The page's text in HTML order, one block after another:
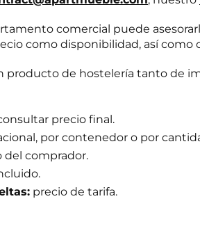
comercial puede
como disponibilidad, así como
producto de hostelería tanto de
precio final.
por contenedor o por
del comprador.
precio de tarifa.